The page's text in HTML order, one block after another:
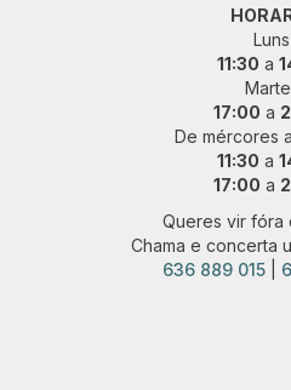
Luns
11:30 a
17:00 a
De mércores
11:30 a
17:00 a
Queres vir fóra
Chama e concerta
636 889 015|